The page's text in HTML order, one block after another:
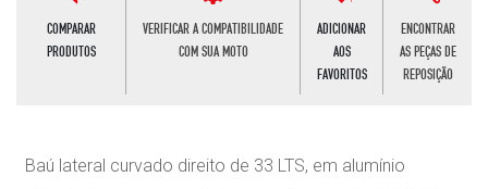
COMPARAR
PRODUTOS
VERIFICAR A COMPATIBILIDADE
COM SUA MOTO
ADICIONAR
AOS
FAVORITOS
ENCONTRAR
AS PEÇAS DE
REPOSIÇÃO
Baú lateral curvado direito de 33 LTS, em alumínio